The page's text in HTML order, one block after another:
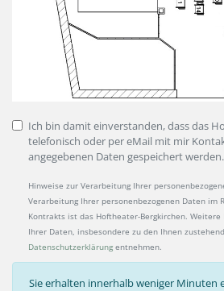
Ich bin damit einverstanden, dass das
telefonisch oder per eMail mit mir
angegebenen Daten gespeichert werden.
Hinweise zur Verarbeitung Ihrer
Verarbeitung Ihrer personenbezogenen Daten im
Kontrakts ist das Hoftheater-Bergkirchen.
Ihrer Daten, insbesondere zu den Ihnen
Datenschutzerklärung entnehmen.
Sie erhalten innerhalb weniger Minuten